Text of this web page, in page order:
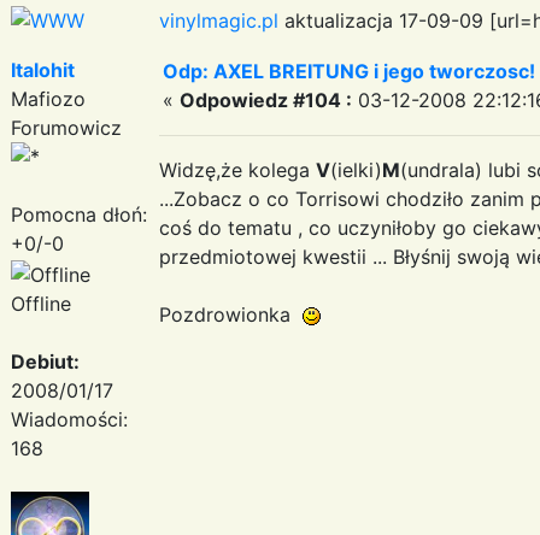
vinylmagic.pl aktualizacja 17-09-09
Italohit
Mafiozo
Forumowicz
Pomocna dłoń:
+0/-0
Offline
Debiut:
2008/01/17
Wiadomości:
168
Odp: AXEL BREITUNG i jego
« Odpowiedz #104 : 03-12-2008
Widzę,że kolega V(ielki)M(undrala) lubi
...Zobacz o co Torrisowi chodziło zanim
coś do tematu , co uczyniłoby go
przedmiotowej kwestii ... Błyśnij swoją
Pozdrowionka